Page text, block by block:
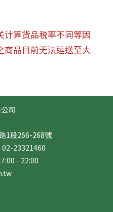
计算货品税率不同等因
商品目前无法运送至大
司
1段266-268號
23321460
- 22:00